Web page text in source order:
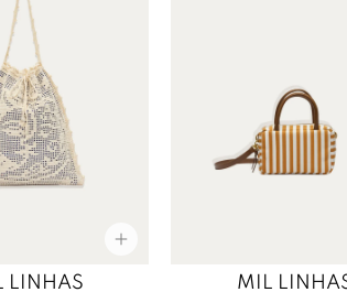
LINHAS MIL